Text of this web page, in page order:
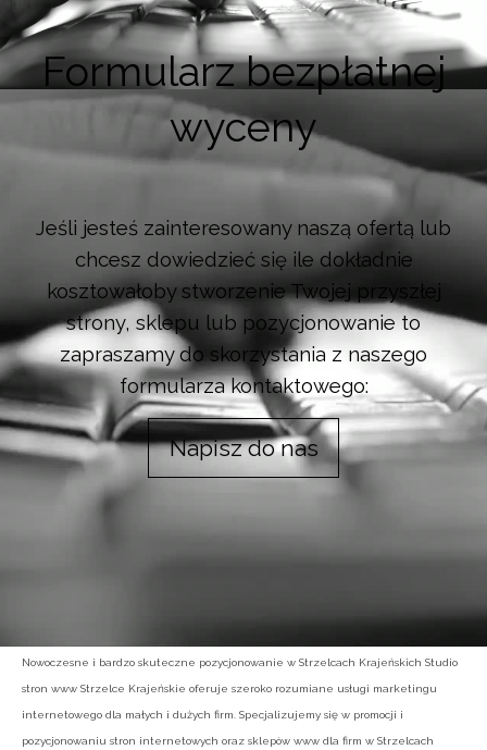
Formularz bezpłatnej
wyceny
Jeśli jesteś zainteresowany naszą ofertą lub
chcesz dowiedzieć się ile dokładnie
kosztowałoby stworzenie Twojej przyszłej
strony, sklepu lub pozycjonowanie to
zapraszamy do skorzystania z naszego
formularza kontaktowego:
Napisz do nas
Nowoczesne i bardzo skuteczne pozycjonowanie w Strzelcach Krajeńskich Studio
stron www Strzelce Krajeńskie oferuje szeroko rozumiane usługi marketingu
internetowego dla małych i dużych firm. Specjalizujemy się w promocji i
pozycjonowaniu stron internetowych oraz sklepów www dla firm w Strzelcach